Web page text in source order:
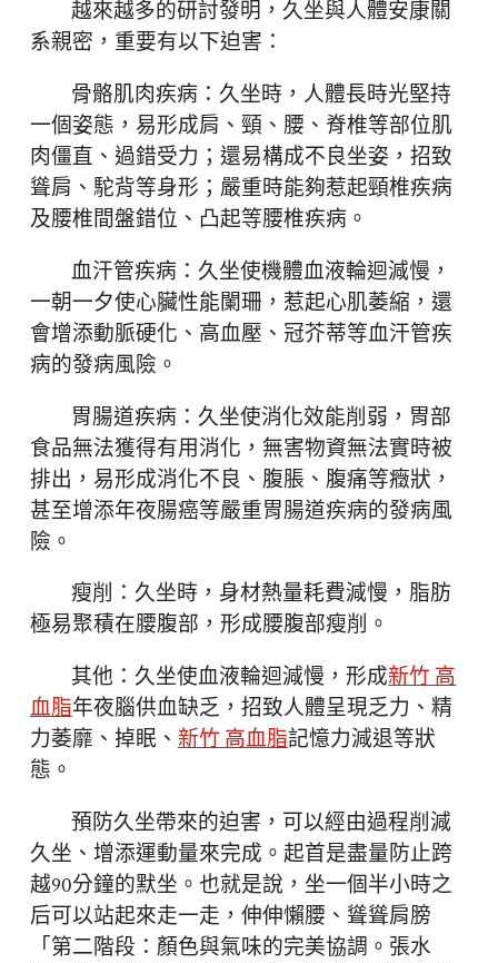
越來越多的研討發明，久坐與人體安康關
系親密，重要有以下迫害：
骨骼肌肉疾病：久坐時，人體長時光堅持
一個姿態，易形成肩、頸、腰、脊椎等部位肌
肉僵直、過錯受力；還易構成不良坐姿，招致
聳肩、駝背等身形；嚴重時能夠惹起頸椎疾病
及腰椎間盤錯位、凸起等腰椎疾病。
血汗管疾病：久坐使機體血液輪迴減慢，
一朝一夕使心臟性能闌珊，惹起心肌萎縮，還
會增添動脈硬化、高血壓、冠芥蒂等血汗管疾
病的發病風險。
胃腸道疾病：久坐使消化效能削弱，胃部
食品無法獲得有用消化，無害物資無法實時被
排出，易形成消化不良、腹脹、腹痛等癥狀，
甚至增添年夜腸癌等嚴重胃腸道疾病的發病風
險。
瘦削：久坐時，身材熱量耗費減慢，脂肪
極易聚積在腰腹部，形成腰腹部瘦削。
其他：久坐使血液輪迴減慢，形成新竹 高
血脂年夜腦供血缺乏，招致人體呈現乏力、精
力萎靡、掉眠、新竹 高血脂記憶力減退等狀
態。
預防久坐帶來的迫害，可以經由過程削減
久坐、增添運動量來完成。起首是盡量防止跨
越90分鐘的默坐。也就是說，坐一個半小時之
后可以站起來走一走，伸伸懶腰、聳聳肩膀
「第二階段：顏色與氣味的完美協調。張水